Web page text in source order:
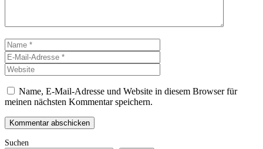
Name
Mail-
Adresse
Name, E-Mail-Adresse und Website in diesem Browser für
meinen nächsten Kommentar speichern.
Suchen